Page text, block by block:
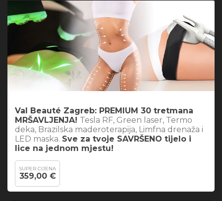
Val Beauté Zagreb: PREMIUM 30 tretmana
MRŠAVLJENJA! Tesla RF, Green laser, Termo
deka, Brazilska maderoterapija, Limfna drenaža i
LED maska. Sve za tvoje SAVRŠENO tijelo i
lice na jednom mjestu!
SUPER CIJENA
359,00 €